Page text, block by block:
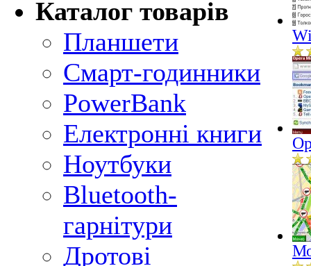
Каталог товарів
Планшети
Смарт-годинники
PowerBank
Електронні книги
Ноутбуки
Bluetooth-
гарнітури
Дротові